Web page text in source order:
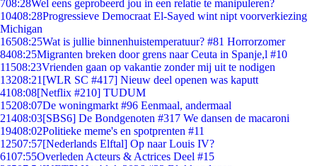
708:28Wel eens geprobeerd jou in een relatie te manipuleren?
10408:28Progressieve Democraat El-Sayed wint nipt voorverkiezing
Michigan
16508:25Wat is jullie binnenhuistemperatuur? #81 Horrorzomer
8408:25Migranten breken door grens naar Ceuta in Spanje,l #10
11508:23Vrienden gaan op vakantie zonder mij uit te nodigen
13208:21 [WLR SC #417] Nieuw deel openen was kaputt
4108:08[Netflix #210] TUDUM
15208:07De woningmarkt #96 Eenmaal, andermaal
21408:03[SBS6] De Bondgenoten #317 We dansen de macaroni
19408:02Politieke meme's en spotprenten #11
12507:57[Nederlands Elftal] Op naar Louis IV?
6107:55Overleden Acteurs & Actrices Deel #15